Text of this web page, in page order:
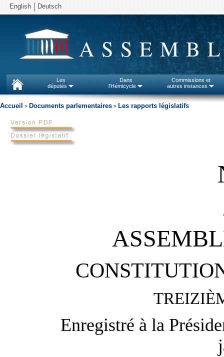
English Deutsch
Les
députés
Dans
l'Hémicycle
Commissions et
autres instances
Accueil > Documents parlementaires > Les rapports législatifs
Enregistré à la